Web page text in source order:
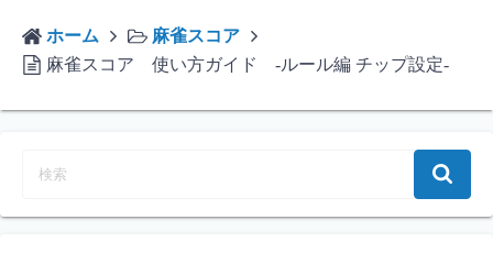
ホーム
麻雀スコア
麻雀スコア 使い方ガイド -ルール編 チップ設定-